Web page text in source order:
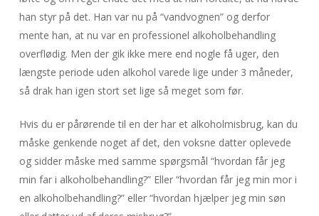
han styr på det. Han var nu på “vandvognen” og derfor
mente han, at nu var en professionel alkoholbehandling
overflødig. Men der gik ikke mere end nogle få uger, den
længste periode uden alkohol varede lige under 3 måneder,
så drak han igen stort set lige så meget som før.
Hvis du er pårørende til en der har et alkoholmisbrug, kan du
måske genkende noget af det, den voksne datter oplevede
og sidder måske med samme spørgsmål “hvordan får jeg
min far i alkoholbehandling?” Eller “hvordan får jeg min mor i
en alkoholbehandling?” eller “hvordan hjælper jeg min søn